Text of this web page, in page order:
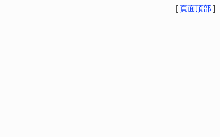
[ 頁面頂部 ]